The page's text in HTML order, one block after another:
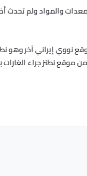
والمواد ولم تحدث
نووي إيراني آخر وهو
موقع نطنز جراء الغارات